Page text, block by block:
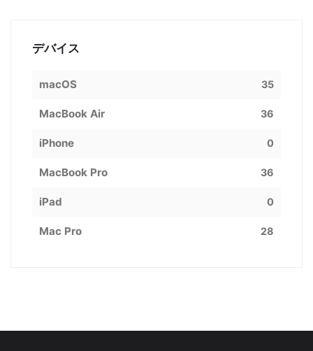
デバイス
macOS 35
MacBook Air 36
iPhone 0
MacBook Pro 36
iPad 0
Mac Pro 28